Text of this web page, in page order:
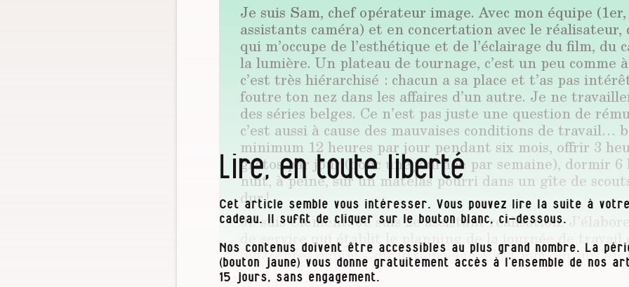
Je suis Sam, chef opérateur image. Avec mon équipe (1er,
assistants caméra) et en concertation avec le réalisateur,
qui m’occupe de l’esthétique et de l’éclairage du film, du
la lumière. Un plateau de tournage, c’est un peu comme à
c’est très hiérarchisé : chacun a sa place et t’as pas
foutre ton nez dans les affaires d’un autre. Je ne
des séries belges. Ce n’est pas juste une question de
c’est aussi à cause des mauvaises conditions de travail…
minimum 12 heures par jour pendant six mois, offrir 3
gratos par jour (donc une journée par semaine), dormir 6
nuit, à peine, sur un matelas pourri dans un gîte de
dur !
Je suis Clément. Je suis 2e assistant réalisation.
de service qui établit le planning de la journée de travail
différentes équipes sur le tournage. C’est moi qui suis en
avec les comédiens, qui les habille et les emmène sur le
Lire, en toute liberté
Cet article semble vous intéresser. Vous pouvez lire la suite à
cadeau. Il suffit de cliquer sur le bouton blanc, ci-dessous.
Nos contenus doivent être accessibles au plus grand nombre. La
(bouton jaune) vous donne gratuitement accès à l’ensemble de nos
15 jours, sans engagement.